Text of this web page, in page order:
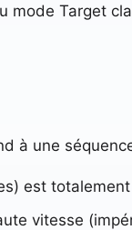
mode Target
à une
est
vitesse